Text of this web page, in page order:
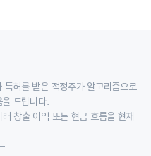
특허를 받은 적정주가 알고리즘으로
드립니다.
창출 이익 또는 현금 흐름을 현재